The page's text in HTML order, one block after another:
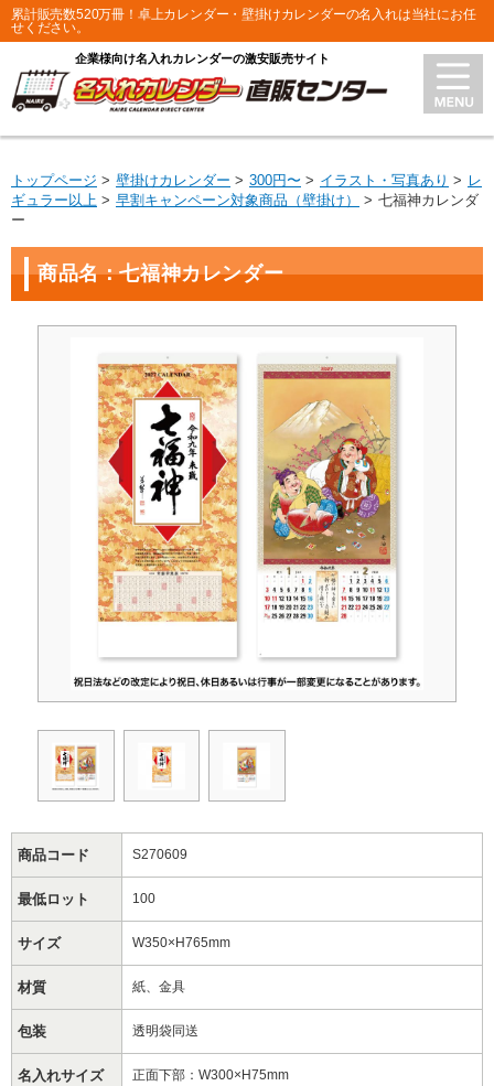
累計販売数520万冊！卓上カレンダー・壁掛けカレンダーの名入れは当社にお任
せください。
企業様向け名入れカレンダーの激安販売サイト
トップページ 壁掛けカレンダー 300円〜 イラスト・写真あり
レ
ギュラー以上
早割キャンペーン対象商品（壁掛け）
七福神カレンダ
ー
商品名：七福神カレンダー
商品コード S270609
最低ロット 100
サイズ W350×H765mm
材質 紙、金具
包装 透明袋同送
名入れサイズ 正面下部：W300×H75mm